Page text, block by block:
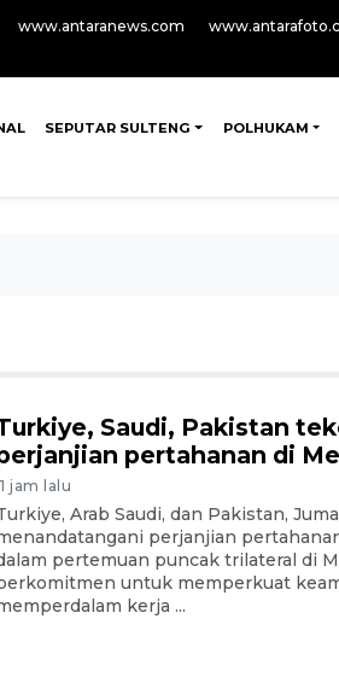
www.antaranews.com
SEPUTAR SULTENG POLHUKAM
Saudi, Pakistan
pertahanan di
jam lalu
Arab Saudi, dan Pakistan,
perjanjian
pertemuan puncak trilateral di
untuk memperkuat
kerja ...